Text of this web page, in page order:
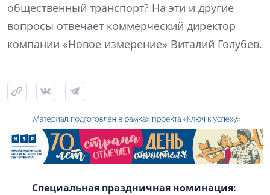
общественный транспорт? На эти и другие
вопросы отвечает коммерческий директор
компании «Новое измерение» Виталий Голубев.
Специальная праздничная номинация: